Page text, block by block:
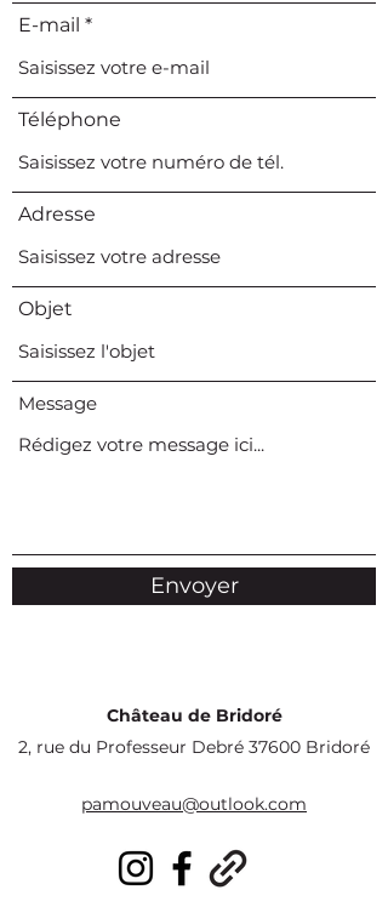
E-mail
Téléphone
Adresse
Objet
Message
Envoyer
Château de Bridoré
2, rue du Professeur Debré 37600 Bridoré
pamouveau@outlook.com